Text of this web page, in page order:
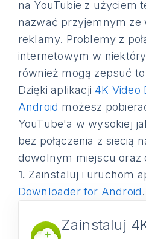
na YouTubie z użyciem
nazwać przyjemnym ze
reklamy. Problemy z
internetowym w
również mogą zepsuć
Dzięki aplikacji4K Video
Android możesz
YouTube'a w wysokiej
bez połączenia z siecią
dowolnym miejscu oraz
1. Zainstaluj i uruchom
Downloader for Android.
Zainstaluj